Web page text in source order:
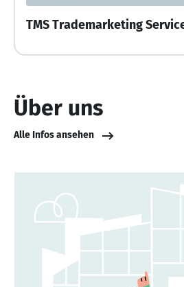
TMS Trademarketing
Über uns
Alle Infos ansehen